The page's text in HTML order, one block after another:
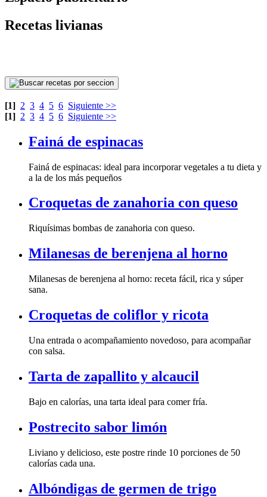
Recetas livianas
[1] 2 3 4 5 6 Siguiente >>
[1] 2 3 4 5 6 Siguiente >>
Fainá de espinacas
a la de los más pequeños
Croquetas de zanahoria con queso
Riquísimas bombas de zanahoria con queso.
Milanesas de berenjena al horno
sana.
Croquetas de coliflor y ricota
con salsa.
Tarta de zapallito y alcaucil
Bajo en calorías, una tarta ideal para comer fría.
Postrecito sabor limón
calorías cada una.
Albóndigas de germen de trigo